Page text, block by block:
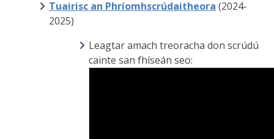
Tuairisc an Phríomhscrúdaitheora (2024-
2025)
Leagtar amach treoracha don scrúdú
cainte san fhíseán seo: